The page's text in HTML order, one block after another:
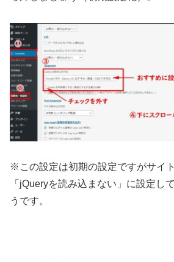
※この設定は初期の設定ですがサイ
「jQueryを読み込まない」に設定し
うです。